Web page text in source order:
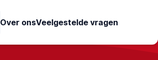
Over onsVeelgestelde vragen